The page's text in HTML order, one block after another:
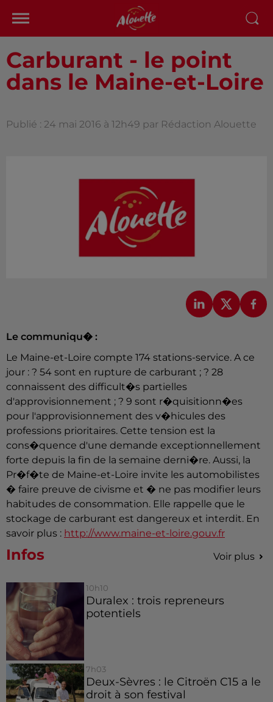
Carburant - le point
dans le Maine-et-Loire
Publié : 24 mai 2016 à 12h49 par Rédaction Alouette
Le communiqu� :
Le Maine-et-Loire compte 174 stations-service. A ce
jour : ? 54 sont en rupture de carburant ; ? 28
connaissent des difficult�s partielles
d'approvisionnement ; ? 9 sont r�quisitionn�es
pour l'approvisionnement des v�hicules des
professions prioritaires. Cette tension est la
cons�quence d'une demande exceptionnellement
forte depuis la fin de la semaine derni�re. Aussi, la
Pr�f�te de Maine-et-Loire invite les automobilistes
� faire preuve de civisme et � ne pas modifier leurs
habitudes de consommation. Elle rappelle que le
stockage de carburant est dangereux et interdit. En
savoir plus : http://www.maine-et-loire.gouv.fr
Infos Voir plus
10h10
Duralex : trois repreneurs
potentiels
7h03
Deux-Sèvres : le Citroën C15 a le
droit à son festival